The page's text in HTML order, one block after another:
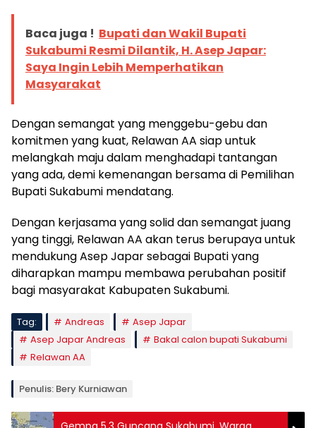
Baca juga ! Bupati dan Wakil Bupati
Sukabumi Resmi Dilantik, H. Asep Japar:
Saya Ingin Lebih Memperhatikan
Masyarakat
Dengan semangat yang menggebu-gebu dan
komitmen yang kuat, Relawan AA siap untuk
melangkah maju dalam menghadapi tantangan
yang ada, demi kemenangan bersama di Pemilihan
Bupati Sukabumi mendatang.
Dengan kerjasama yang solid dan semangat juang
yang tinggi, Relawan AA akan terus berupaya untuk
mendukung Asep Japar sebagai Bupati yang
diharapkan mampu membawa perubahan positif
bagi masyarakat Kabupaten Sukabumi.
Tag: Andreas
Asep Japar
Asep Japar Andreas
Bakal calon bupati Sukabumi
Relawan AA
Penulis: Bery Kurniawan